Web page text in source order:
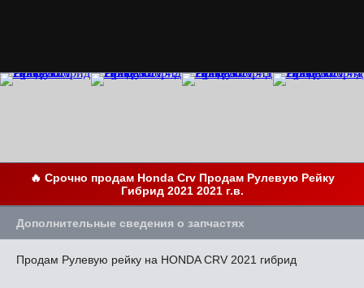
🔥 Срочно продам Honda Crv Продам Рулевую Рейку
Гибрид 2021 2021 г.в.
Дополнительные сведения о запчастях
Продам Рулевую рейку на HONDA CRV 2021 гибрид